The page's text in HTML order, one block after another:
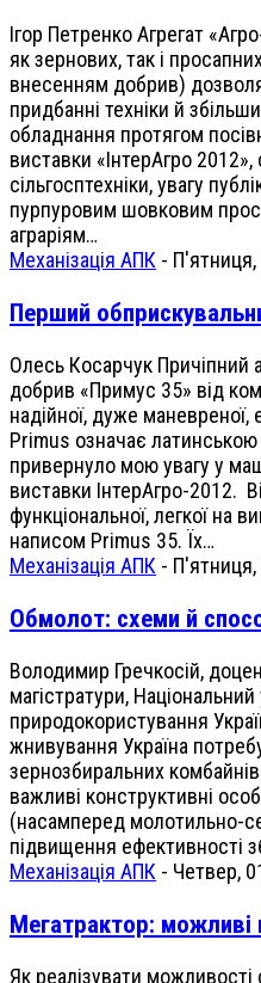
Ігор Петренко Агрегат
як зернових, так і
внесенням добрив)
придбанні техніки й
обладнання протягом
виставки «ІнтерАгро
сільгосптехніки, увагу
пурпуровим шовковим
аграріям…
Механізація АПК -
Перший
Олесь Косарчук Причіпний
добрив «Примус 35» від
надійної, дуже маневреної,
Primus означає
привернуло мою увагу у
виставки ІнтерАгро-2012.
функціональної, легкої на
написом Primus 35. Їх…
Механізація АПК -
Обмолот: схеми й
Володимир Гречкосій,
магістратури, Національний
природокористування
жнивування Україна
зернозбиральних
важливі конструктивні
(насамперед молотильно-
підвищення ефективності
Механізація АПК - Четвер,
Мегатрактор: можливі
Як реалізувати можливості